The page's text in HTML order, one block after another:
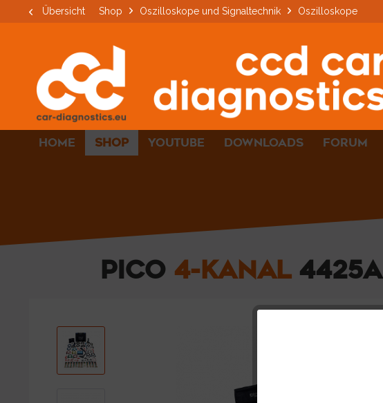
HOME SHOP YOUTUBE DOWNLOADS FORUM
Übersicht Shop Oszilloskope und Signaltechnik Oszilloskope
PICO 4-KANAL 4425A